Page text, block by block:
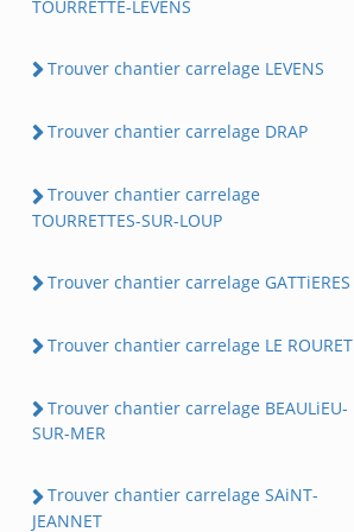
TOURRETTE-LEVENS
Trouver chantier carrelage LEVENS
Trouver chantier carrelage DRAP
Trouver chantier carrelage
TOURRETTES-SUR-LOUP
Trouver chantier carrelage GATTiERES
Trouver chantier carrelage LE ROURET
Trouver chantier carrelage BEAULiEU-
SUR-MER
Trouver chantier carrelage SAiNT-
JEANNET